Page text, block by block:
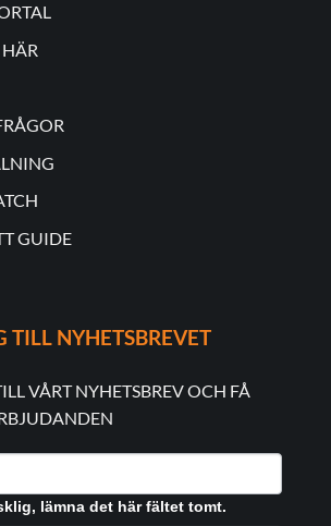
GUIDE
NYHETSBREVET
VÅRT NYHETSBREV OCH FÅ
lämna det här fältet tomt.